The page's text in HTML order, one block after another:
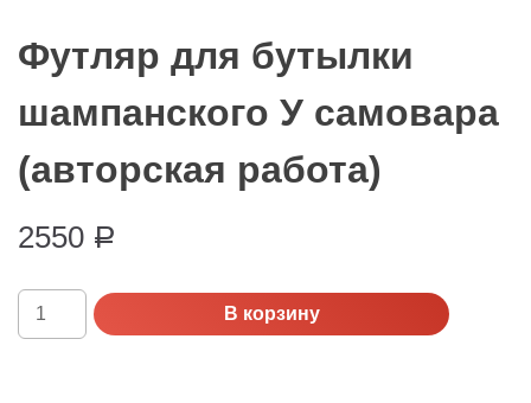
Футляр для бутылки
шампанского У самовара
(авторская работа)
2550 Р
Количество
Футляр
В корзину